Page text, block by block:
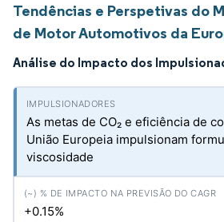
Tendências e Perspetivas do
de Motor Automotivos da
Análise do Impacto dos
As metas de CO₂ e eficiência de
União Europeia impulsionam
viscosidade
+0.15%